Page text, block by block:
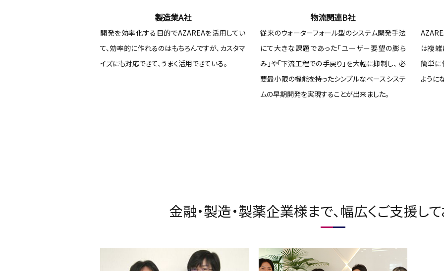
製造業A社
開発を効率化する目的でAZAREAを活用してい
て、効率的に作れるのはもちろんですが、カスタマ
イズにも対応できて、うまく活用できている。
物流関連B社
従来のウォーターフォール型のシステム開発手法
にて大きな課題であった「ユーザー要望の膨ら
み」や「下流工程での手戻り」を大幅に抑制し、 必
要最小限の機能を持ったシンプルなベースシステ
ムの早期開発を実現することが出来ました。
は複雑
簡単に
ように
金融・製造・製薬企業様まで、幅広くご支援して